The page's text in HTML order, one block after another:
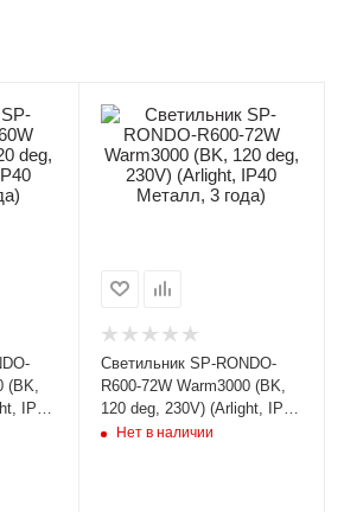
(BK,
IP40
Светильник SP-RONDO-
R600-72W Warm3000 (BK,
120 deg, 230V) (Arlight, IP40
Металл, 3 года)
Нет в наличии